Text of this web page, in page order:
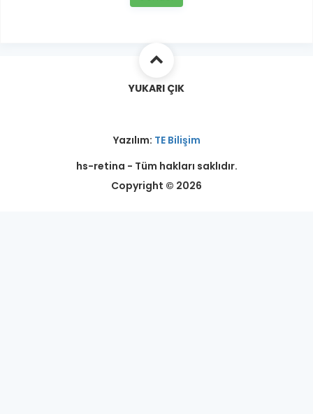
YUKARI ÇIK
Yazılım: TE Bilişim
hs-retina - Tüm hakları saklıdır.
Copyright © 2026